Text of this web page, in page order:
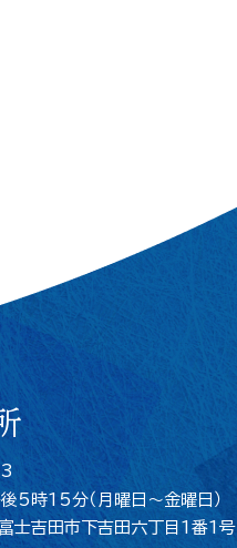
5時15分（月曜日〜金曜日）
士吉田市下吉田六丁目1番1号